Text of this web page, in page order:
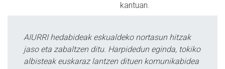
kantuan.
AIURRI hedabideak eskualdeko nortasun hitzak
jaso eta zabaltzen ditu. Harpidedun eginda, tokiko
albisteak euskaraz lantzen dituen komunikabidea